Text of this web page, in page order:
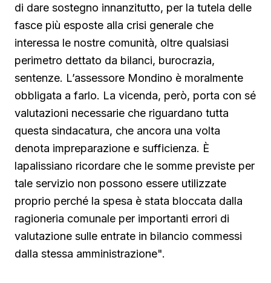
di dare sostegno innanzitutto, per la tutela delle
fasce più esposte alla crisi generale che
interessa le nostre comunità, oltre qualsiasi
perimetro dettato da bilanci, burocrazia,
sentenze. L’assessore Mondino è moralmente
obbligata a farlo. La vicenda, però, porta con sé
valutazioni necessarie che riguardano tutta
questa sindacatura, che ancora una volta
denota impreparazione e sufficienza. È
lapalissiano ricordare che le somme previste per
tale servizio non possono essere utilizzate
proprio perché la spesa è stata bloccata dalla
ragioneria comunale per importanti errori di
valutazione sulle entrate in bilancio commessi
dalla stessa amministrazione".